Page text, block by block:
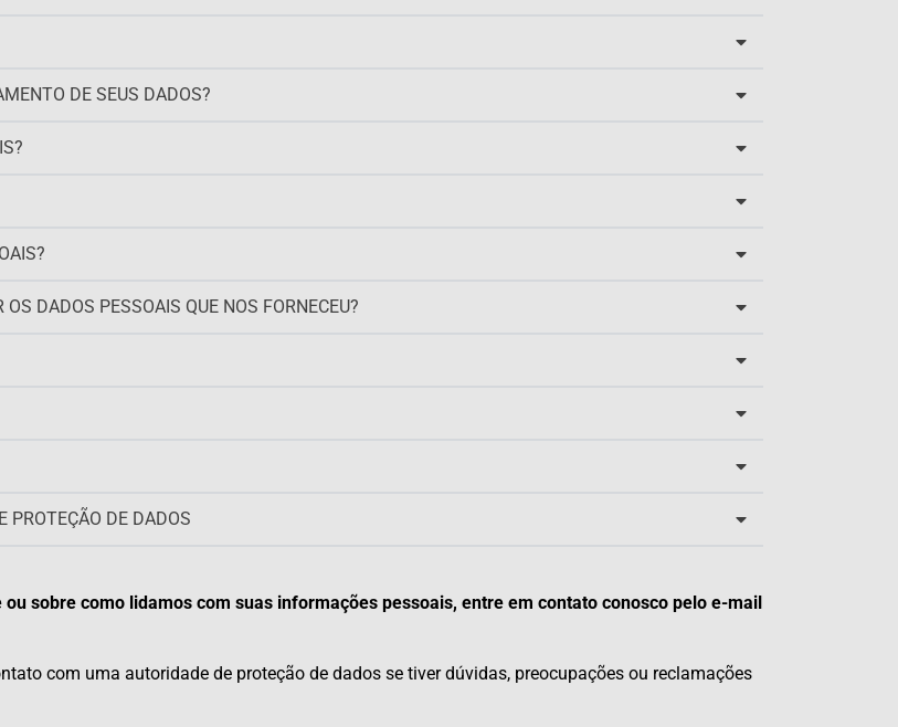
DE SEUS DADOS?
DADOS PESSOAIS QUE NOS FORNECEU?
PROTEÇÃO DE DADOS
sobre como lidamos com suas informações pessoais, entre em contato conosco pelo e-mail
com uma autoridade de proteção de dados se tiver dúvidas, preocupações ou reclamações